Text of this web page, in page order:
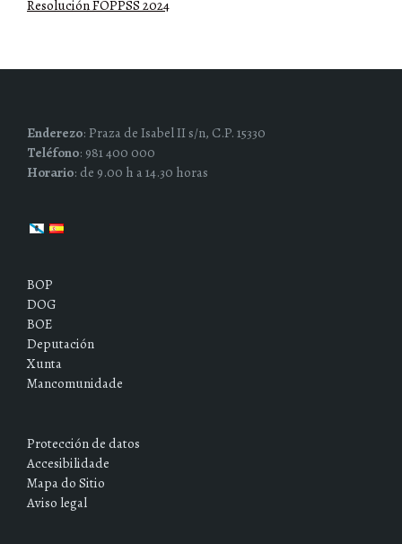
Resolución FOPPSS 2024
Enderezo: Praza de Isabel II s/n, C.P. 15330
Teléfono: 981 400 000
Horario: de 9.00 h a 14.30 horas
BOP
DOG
BOE
Deputación
Xunta
Mancomunidade
Protección de datos
Accesibilidade
Mapa do Sitio
Aviso legal